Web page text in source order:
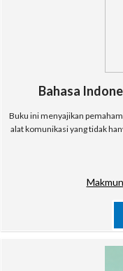
Bahasa
Buku ini menyajikan
alat komunikasi yang tidak